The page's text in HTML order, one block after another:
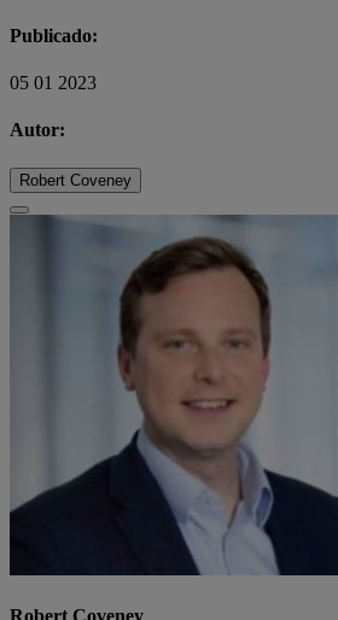
Publicado:
05 01 2023
Autor:
Robert Coveney
Robert Coveney